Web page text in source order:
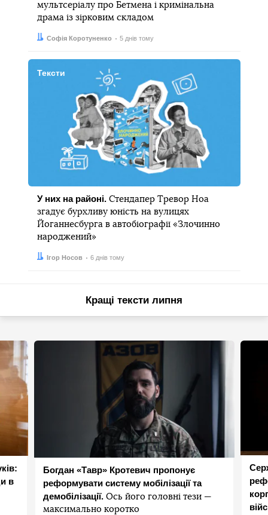
мультсеріалу про Бетмена і кримінальна
драма із зірковим складом
Автор:
Софія Коротуненко
Дата: 5 днів тому
Тексти
У них на районі.Стендапер Тревор Ноа
згадує бурхливу юність на вулицях
Йоганнесбурга в автобіографії «Злочинно
народжений»
Автор:Ігор Носов
Дата: 6 днів тому
Кращі тексти липня
в
Богдан «Тавр» Кротевич пропонує
реформувати систему мобілізації та
демобілізації. Ось його головні тези —
максимально коротко